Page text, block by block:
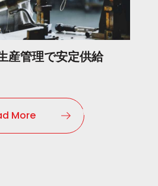
産管理で安定供給
More